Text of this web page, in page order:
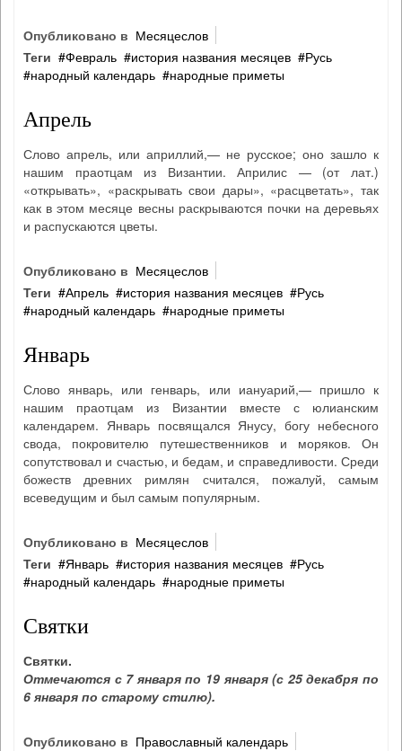
Опубликовано в Месяцеслов
Теги
Февраль история названия месяцев
Русь
народный календарь
народные приметы
Апрель
Слово апрель, или априллий,— не русское; оно зашло к
нашим праотцам из Византии. Априлис — (от лат.)
«открывать», «раскрывать свои дары», «расцветать», так
как в этом месяце весны раскрываются почки на деревьях
и распускаются цветы.
Опубликовано в Месяцеслов
Теги
Апрель история названия месяцев
Русь
народный календарь
народные приметы
Январь
Слово январь, или генварь, или иануарий,— пришло к
нашим праотцам из Византии вместе с юлианским
календарем. Январь посвящался Янусу, богу небесного
свода, покровителю путешественников и моряков. Он
сопутствовал и счастью, и бедам, и справедливости. Среди
божеств древних римлян считался, пожалуй, самым
всеведущим и был самым популярным.
Опубликовано в Месяцеслов
Теги
Январь история названия месяцев
Русь
народный календарь
народные приметы
Святки
Святки.
Отмечаются с 7 января по 19 января (с 25 декабря по
6 января по старому стилю).
Опубликовано в Православный календарь